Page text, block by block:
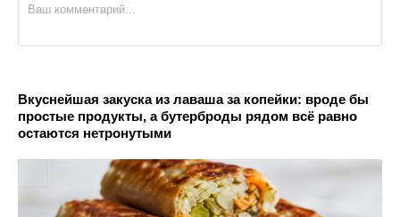
Вкуснейшая закуска из лаваша за копейки: вроде бы
простые продукты, а бутерброды рядом всё равно
остаются нетронутыми